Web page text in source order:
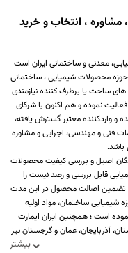
مشاوره ، انتخاب و خرید
بیشتر
معدنی و ساختمانی ایران است
محصولات شیمیایی ، ساختمانی
های ساخت یا برطرف کننده نیازمندی
است که از سال 1397 شروع به فعالیت نموده و هم اکنون با شرکای
و واردکننده معتبر گسترش یافته،
فنی و مهندسی، اجرایی و مشاوره
اصیل و بررسی کیفیت محصولات
قابل بررسی و رصد نیست را
تضمین اصالت محصول در این مدت
شیمیایی ساختمان، مواد اولیه
است ؛ همچنین ایران ایمارت
آذربایجان، عمان و گرجستان نیز